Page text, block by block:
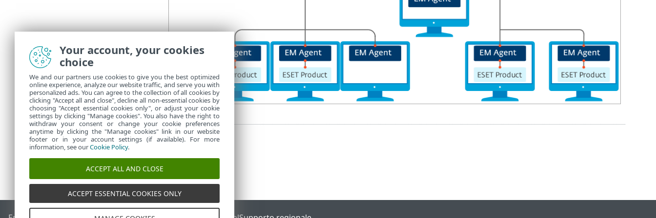
Your account, your cookies
choice
We and our partners use cookies to give you the best optimized
online experience, analyze our website traffic, and serve you with
personalized ads. You can agree to the collection of all cookies by
clicking "Accept all and close", decline all non-essential cookies by
choosing "Accept essential cookies only", or adjust your cookie
settings by clicking "Manage cookies". You also have the right to
withdraw your consent or change your cookie preferences
anytime by clicking the "Manage cookies" link in our website
footer or in your account settings (if available). For more
information, see ourCookie Policy.
ACCEPT ALL AND CLOSE
ACCEPT ESSENTIAL COOKIES ONLY